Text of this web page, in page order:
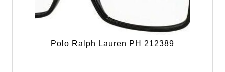
Polo Ralph Lauren PH 212389